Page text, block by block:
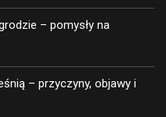
– pomysły na
– przyczyny, objawy i